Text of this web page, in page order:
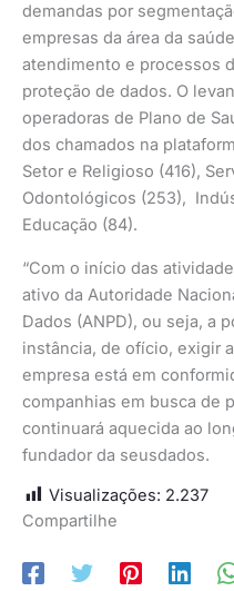
demandas por
empresas da área da
atendimento e processos
proteção de dados. O
operadoras de Plano de
dos chamados na
Setor e Religioso (416),
Odontológicos (253),
Educação (84).
“Com o início das
ativo da Autoridade
Dados (ANPD), ou seja, a
instância, de ofício, exigir
empresa está em
companhias em busca de
continuará aquecida ao
fundador da seusdados.
Visualizações: 2.237
Compartilhe